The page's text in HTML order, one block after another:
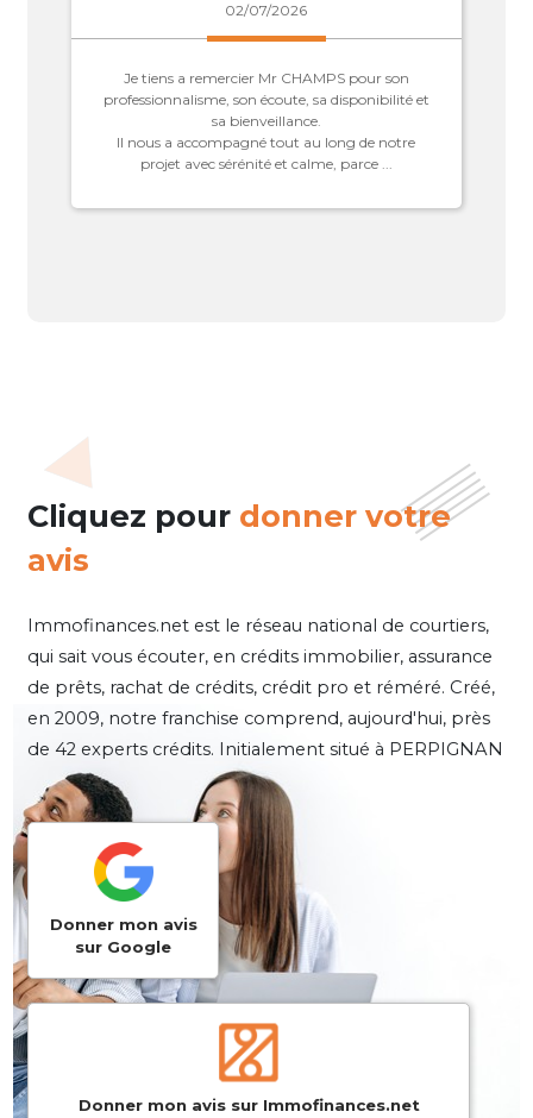
02/07/2026
Je tiens a remercier Mr CHAMPS pour son
professionnalisme, son écoute, sa disponibilité et
sa bienveillance.
Il nous a accompagné tout au long de notre
projet avec sérénité et calme, parce ...
Cliquez pour donner votre
avis
Immofinances.net est le réseau national de courtiers,
qui sait vous écouter, en crédits immobilier, assurance
de prêts, rachat de crédits, crédit pro et réméré. Créé,
en 2009, notre franchise comprend, aujourd'hui, près
de 42 experts crédits. Initialement situé à PERPIGNAN
Donner mon avis
sur Google
Donner mon avis sur Immofinances.net